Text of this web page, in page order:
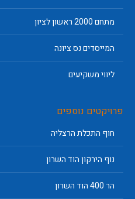
מתחם 2000 ראשון לציון
המייסדים נס ציונה
ליווי משקיעים
פרויקטים נוספים
חוף התכלת הרצליה
נוף הירקון הוד השרון
הר 400 הוד השרון